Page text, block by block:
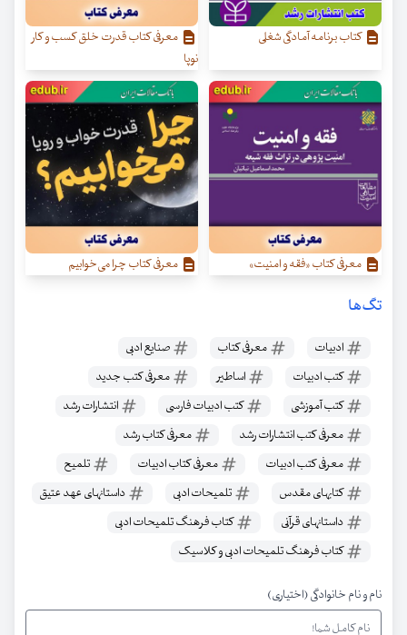
کتاب برنامه آمادگی شغلی
معرفی کتاب قدرت خلق کسب‌ و کار
نوپا
معرفی کتاب «فقه و امنیت» معرفی کتاب چرا می‌خوابیم
تگ‌ها
ادبیات معرفی کتاب
صنایع ادبی
کتب ادبیات
اساطیر
معرفی کتب جدید
کتب آموزشی
کتب ادبیات فارسی
انتشارات رشد
معرفی کتب انتشارات رشد
معرفی کتاب رشد
معرفی کتب ادبیات
معرفی کتاب ادبیات
تلمیح
کتابهای مقدس
تلمیحات ادبی
داستانهای عهد عتیق
داستانهای قرآنی
کتاب فرهنگ تلمیحات ادبی
کتاب فرهنگ تلمیحات ادبی و کلاسیک
نام و نام خانوادگی (اختیاری)